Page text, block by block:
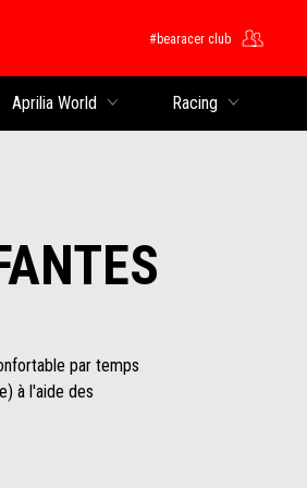
#bearacer club
Aprilia World Racing
par temps
à l'aide des